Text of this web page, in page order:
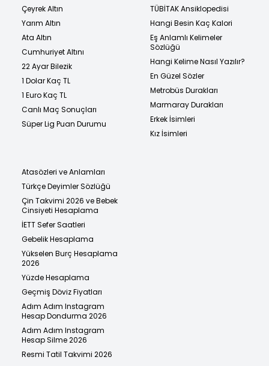
Çeyrek Altın
Yarım Altın
Ata Altın
Cumhuriyet Altını
22 Ayar Bilezik
1 Dolar Kaç TL
1 Euro Kaç TL
Canlı Maç Sonuçları
Süper Lig Puan Durumu
TÜBİTAK Ansiklopedisi
Hangi Besin Kaç Kalori
Eş Anlamlı Kelimeler
Sözlüğü
Hangi Kelime Nasıl Yazılır?
En Güzel Sözler
Metrobüs Durakları
Marmaray Durakları
Erkek İsimleri
Kız İsimleri
Atasözleri ve Anlamları
Türkçe Deyimler Sözlüğü
Çin Takvimi 2026 ve Bebek
Cinsiyeti Hesaplama
İETT Sefer Saatleri
Gebelik Hesaplama
Yükselen Burç Hesaplama
2026
Yüzde Hesaplama
Geçmiş Döviz Fiyatları
Adım Adım Instagram
Hesap Dondurma 2026
Adım Adım Instagram
Hesap Silme 2026
Resmi Tatil Takvimi 2026